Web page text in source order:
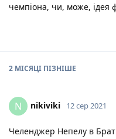
чемпіона, чи, може, ідея
2 МІСЯЦІ ПІЗНІШЕ
N nikiviki 12 сер 2021
Челенджер Непелу в